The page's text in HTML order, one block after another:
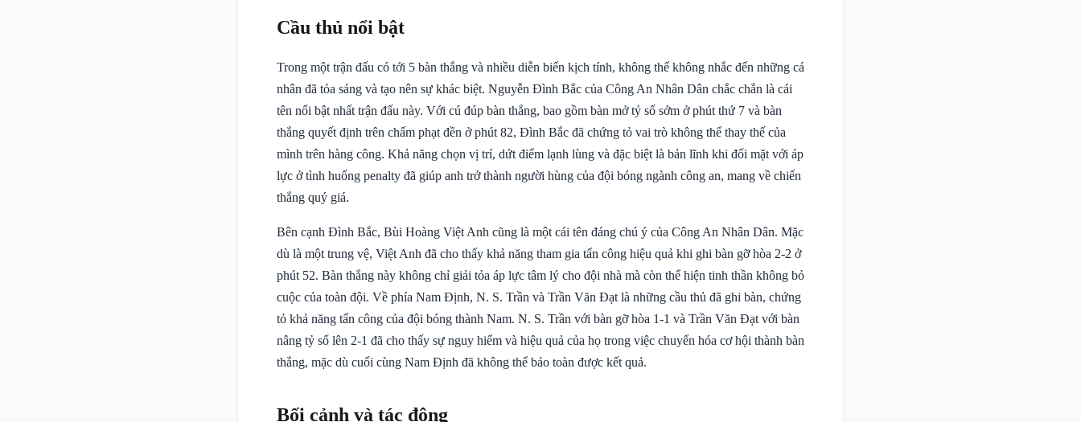
Cầu thủ nổi bật
Trong một trận đấu có tới 5 bàn thắng và nhiều diễn biến kịch tính, không thể không nhắc đến những cá
nhân đã tỏa sáng và tạo nên sự khác biệt. Nguyễn Đình Bắc của Công An Nhân Dân chắc chắn là cái
tên nổi bật nhất trận đấu này. Với cú đúp bàn thắng, bao gồm bàn mở tỷ số sớm ở phút thứ 7 và bàn
thắng quyết định trên chấm phạt đền ở phút 82, Đình Bắc đã chứng tỏ vai trò không thể thay thế của
mình trên hàng công. Khả năng chọn vị trí, dứt điểm lạnh lùng và đặc biệt là bản lĩnh khi đối mặt với áp
lực ở tình huống penalty đã giúp anh trở thành người hùng của đội bóng ngành công an, mang về chiến
thắng quý giá.
Bên cạnh Đình Bắc, Bùi Hoàng Việt Anh cũng là một cái tên đáng chú ý của Công An Nhân Dân. Mặc
dù là một trung vệ, Việt Anh đã cho thấy khả năng tham gia tấn công hiệu quả khi ghi bàn gỡ hòa 2-2 ở
phút 52. Bàn thắng này không chỉ giải tỏa áp lực tâm lý cho đội nhà mà còn thể hiện tinh thần không bỏ
cuộc của toàn đội. Về phía Nam Định, N. S. Trần và Trần Văn Đạt là những cầu thủ đã ghi bàn, chứng
tỏ khả năng tấn công của đội bóng thành Nam. N. S. Trần với bàn gỡ hòa 1-1 và Trần Văn Đạt với bàn
nâng tỷ số lên 2-1 đã cho thấy sự nguy hiểm và hiệu quả của họ trong việc chuyển hóa cơ hội thành bàn
thắng, mặc dù cuối cùng Nam Định đã không thể bảo toàn được kết quả.
Bối cảnh và tác động